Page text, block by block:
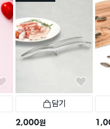
담기
2,000원